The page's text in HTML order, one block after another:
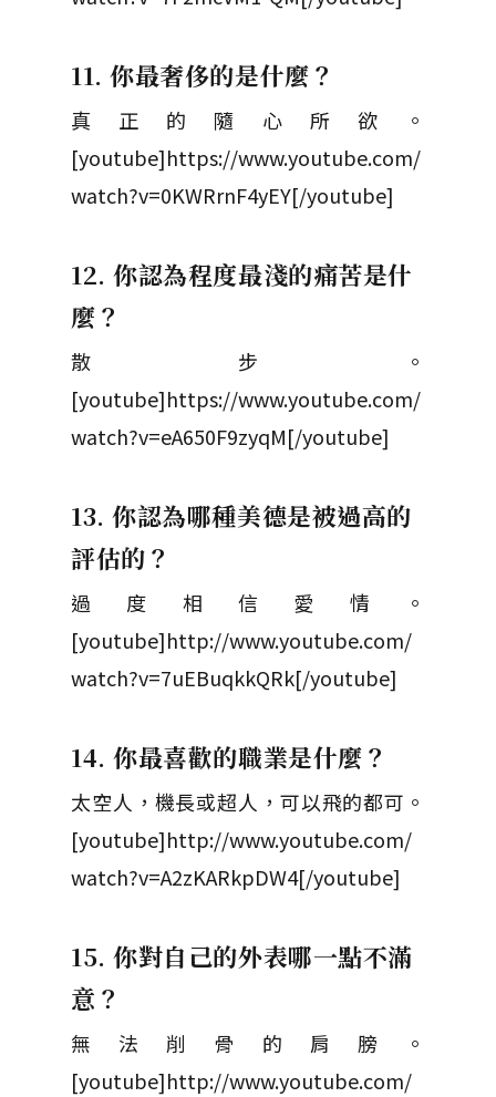
11. 你最奢侈的是什麼？
真正的隨心所欲。
[youtube]https://www.youtube.com/
watch?v=0KWRrnF4yEY[/youtube]
12. 你認為程度最淺的痛苦是什
麼？
散步。
[youtube]https://www.youtube.com/
watch?v=eA650F9zyqM[/youtube]
13. 你認為哪種美德是被過高的
評估的？
過度相信愛情。
[youtube]http://www.youtube.com/
watch?v=7uEBuqkkQRk[/youtube]
14. 你最喜歡的職業是什麼？
太空人，機長或超人，可以飛的都可。
[youtube]http://www.youtube.com/
watch?v=A2zKARkpDW4[/youtube]
15. 你對自己的外表哪一點不滿
意？
無法削骨的肩膀。
[youtube]http://www.youtube.com/